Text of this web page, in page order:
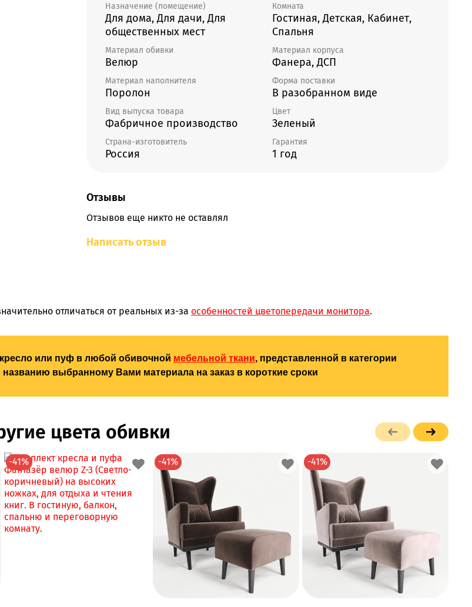
Назначение (помещение)
Для дома, Для дачи, Для
общественных мест
Комната
Гостиная, Детская, Кабинет,
Спальня
Материал обивки
Велюр
Материал корпуса
Фанера, ДСП
Материал наполнителя
Поролон
Форма поставки
В разобранном виде
Вид выпуска товара
Фабричное производство
Цвет
Зеленый
Страна-изготовитель
Россия
Гарантия
1 год
Отзывы
Отзывов еще никто не оставлял
Написать отзыв
отличаться от реальных из-за особенностей цветопередачи монитора.
или пуф в любой обивочной мебельной ткани, представленной в категории
названию выбранному Вами материала на заказ в короткие сроки
цвета обивки
-41% -41% -41%